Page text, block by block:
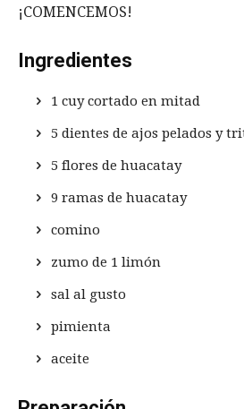
¡COMENCEMOS!
Ingredientes
1 cuy cortado en mitad
5 dientes de ajos pelados y
5 flores de huacatay
9 ramas de huacatay
comino
zumo de 1 limón
sal al gusto
pimienta
aceite